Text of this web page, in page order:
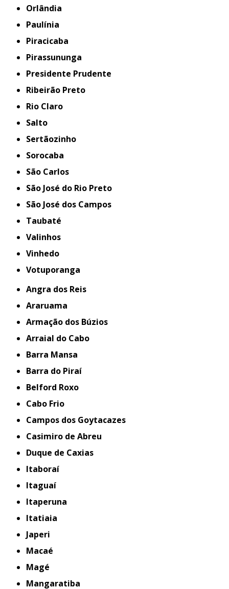
Orlândia
Paulínia
Piracicaba
Pirassununga
Presidente Prudente
Ribeirão Preto
Rio Claro
Salto
Sertãozinho
Sorocaba
São Carlos
São José do Rio Preto
São José dos Campos
Taubaté
Valinhos
Vinhedo
Votuporanga
Angra dos Reis
Araruama
Armação dos Búzios
Arraial do Cabo
Barra Mansa
Barra do Piraí
Belford Roxo
Cabo Frio
Campos dos Goytacazes
Casimiro de Abreu
Duque de Caxias
Itaboraí
Itaguaí
Itaperuna
Itatiaia
Japeri
Macaé
Magé
Mangaratiba